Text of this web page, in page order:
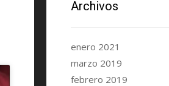
Archivos
enero 2021
marzo 2019
febrero 2019